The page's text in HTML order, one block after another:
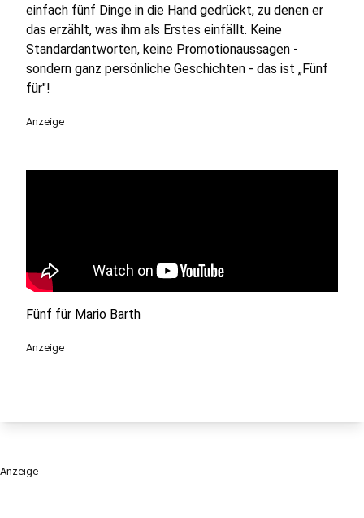
einfach fünf Dinge in die Hand gedrückt, zu denen er
das erzählt, was ihm als Erstes einfällt. Keine
Standardantworten, keine Promotionaussagen -
sondern ganz persönliche Geschichten - das ist „Fünf
für"!
Anzeige
Fünf für Mario Barth
Anzeige
Anzeige